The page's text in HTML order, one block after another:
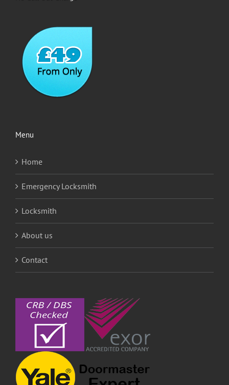
Menu
Home
Emergency Locksmith
Locksmith
About us
Contact